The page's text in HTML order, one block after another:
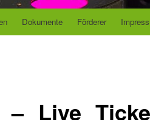
Dokumente Förderer
– Live